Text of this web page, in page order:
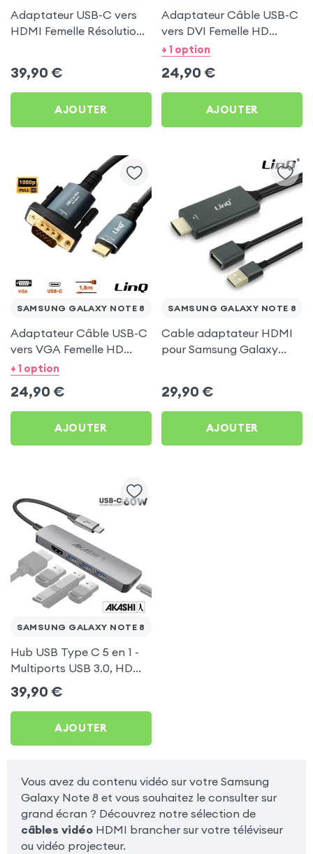
Adaptateur USB-C vers
HDMI Femelle Résolution
Note 8
39,90 €
AJOUTER
Adaptateur Câble USB-C
vers DVI Femelle HD
1080P, 1.8m - LinQ pour
+ 1 option
24,90 €
AJOUTER
SAMSUNG GALAXY NOTE 8
Adaptateur Câble USB-C
vers VGA Femelle HD
1080P, 1.8m - LinQ pour
+ 1 option
24,90 €
AJOUTER
SAMSUNG GALAXY NOTE 8
Cable adaptateur HDMI
pour Samsung Galaxy
29,90 €
AJOUTER
SAMSUNG GALAXY NOTE 8
Hub USB Type C 5 en 1 -
Multiports USB 3.0, HDMI
4K et Type-C, Akashi -
Gris pour Samsung Galaxy
Note 8
39,90 €
AJOUTER
Vous avez du contenu vidéo sur votre Samsung
Galaxy Note 8 et vous souhaitez le consulter sur
grand écran ? Découvrez notre sélection de
câbles vidéoHDMI brancher sur votre téléviseur
ou vidéo projecteur.